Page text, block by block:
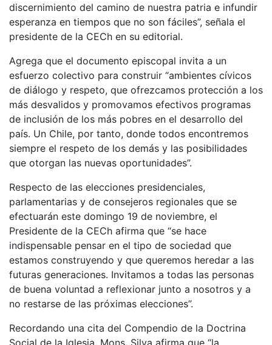
discernimiento del camino de nuestra patria e infundir
esperanza en tiempos que no son fáciles”, señala el
presidente de la CECh en su editorial.
Agrega que el documento episcopal invita a un
esfuerzo colectivo para construir “ambientes cívicos
de diálogo y respeto, que ofrezcamos protección a los
más desvalidos y promovamos efectivos programas
de inclusión de los más pobres en el desarrollo del
país. Un Chile, por tanto, donde todos encontremos
siempre el respeto de los demás y las posibilidades
que otorgan las nuevas oportunidades”.
Respecto de las elecciones presidenciales,
parlamentarias y de consejeros regionales que se
efectuarán este domingo 19 de noviembre, el
Presidente de la CECh afirma que “se hace
indispensable pensar en el tipo de sociedad que
estamos construyendo y que queremos heredar a las
futuras generaciones. Invitamos a todas las personas
de buena voluntad a reflexionar junto a nosotros y a
no restarse de las próximas elecciones”.
Recordando una cita del Compendio de la Doctrina
Social de la Iglesia, Mons. Silva afirma que “la